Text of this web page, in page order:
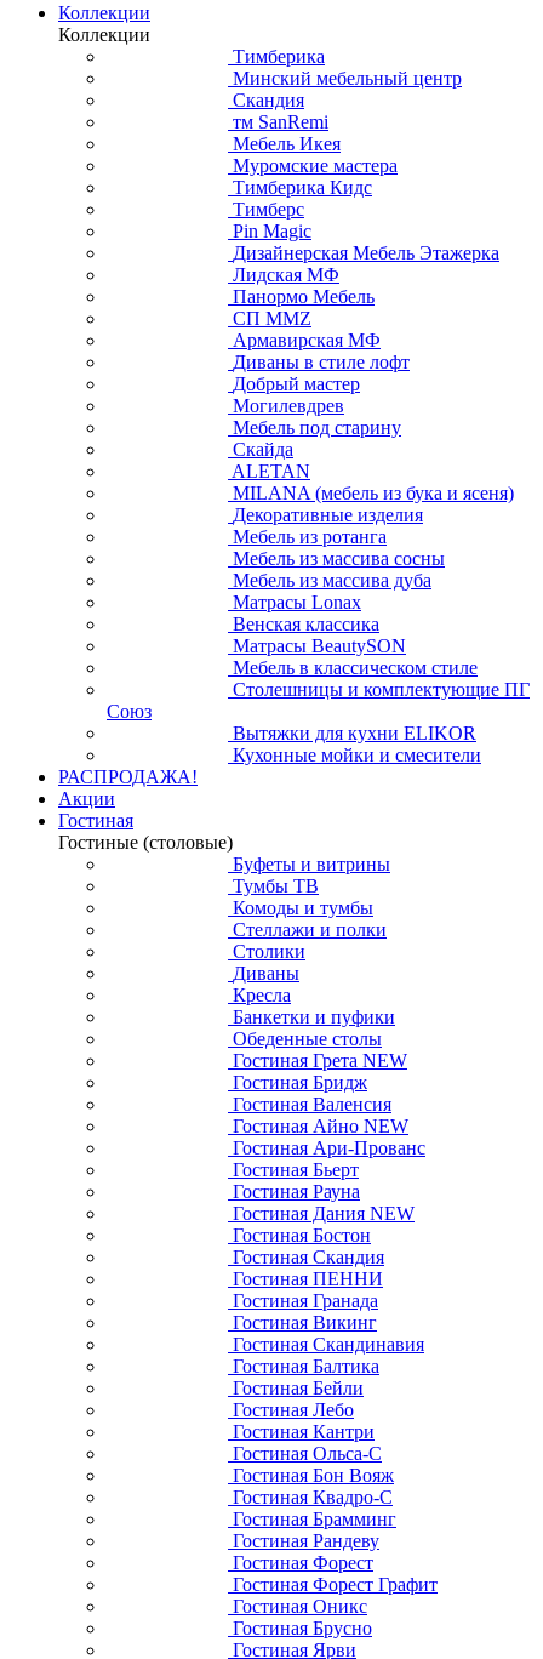
Коллекции
Коллекции
Тимберика
Минский мебельный центр
Скандия
тм SanRemi
Мебель Икея
Муромские мастера
Тимберика Кидс
Тимберс
Pin Magic
Дизайнерская Мебель Этажерка
Лидская МФ
Панормо Мебель
СП ММZ
Армавирская МФ
Диваны в стиле лофт
Добрый мастер
Могилевдрев
Мебель под старину
Скайда
ALETAN
MILANA (мебель из бука и ясеня)
Декоративные изделия
Мебель из ротанга
Мебель из массива сосны
Мебель из массива дуба
Матрасы Lonax
Венская классика
Матрасы BeautySON
Мебель в классическом стиле
Столешницы и комплектующие ПГ
Союз
Вытяжки для кухни ELIKOR
Кухонные мойки и смесители
РАСПРОДАЖА!
Акции
Гостиная
Гостиные (столовые)
Буфеты и витрины
Тумбы ТВ
Комоды и тумбы
Стеллажи и полки
Столики
Диваны
Кресла
Банкетки и пуфики
Обеденные столы
Гостиная Грета NEW
Гостиная Бридж
Гостиная Валенсия
Гостиная Айно NEW
Гостиная Ари-Прованс
Гостиная Бьерт
Гостиная Рауна
Гостиная Дания NEW
Гостиная Бостон
Гостиная Скандия
Гостиная ПЕННИ
Гостиная Гранада
Гостиная Викинг
Гостиная Скандинавия
Гостиная Балтика
Гостиная Бейли
Гостиная Лебо
Гостиная Кантри
Гостиная Ольса-С
Гостиная Бон Вояж
Гостиная Квадро-С
Гостиная Брамминг
Гостиная Рандеву
Гостиная Форест
Гостиная Форест Графит
Гостиная Оникс
Гостиная Брусно
Гостиная Ярви